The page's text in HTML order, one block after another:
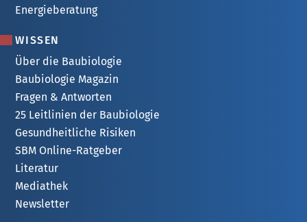
Energieberatung
WISSEN
Über die Baubiologie
Baubiologie Magazin
Fragen & Antworten
25 Leitlinien der Baubiologie
Gesundheitliche Risiken
SBM Online-Ratgeber
Literatur
Mediathek
Newsletter